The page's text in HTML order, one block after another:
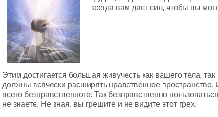
всегда вам даст сил, чтобы вы
Этим достигается большая живучесть как вашего тела,
должны всячески расширять нравственное
всего безнравственного. Так безнравственно
не знаете. Не зная, вы грешите и не видите этот грех.